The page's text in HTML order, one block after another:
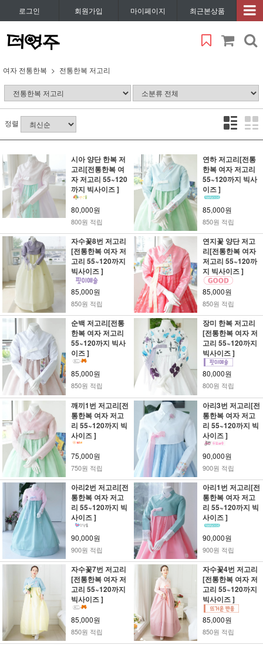
로그인 회원가입 마이페이지 최근본상품
여자 전통한복 전통한복 저고리
정렬
시아 양단 한복 저
고리[전통한복 여
자 저고리 55~120
까지 빅사이즈 ]
80,000원
800원 적립
연하 저고리[전통
한복 여자 저고리
55~120까지 빅사
이즈 ]
85,000원
850원 적립
자수꽃8번 저고리
[전통한복 여자 저
고리 55~120까지
빅사이즈 ]
85,000원
850원 적립
연지꽃 양단 저고
리[전통한복 여자
저고리 55~120까
지 빅사이즈 ]
85,000원
850원 적립
순백 저고리[전통
한복 여자 저고리
55~120까지 빅사
이즈 ]
85,000원
850원 적립
장미 한복 저고리
[전통한복 여자 저
고리 55~120까지
빅사이즈 ]
80,000원
800원 적립
깨끼1번 저고리[전
통한복 여자 저고
리 55~120까지 빅
사이즈 ]
75,000원
750원 적립
아리3번 저고리[전
통한복 여자 저고
리 55~120까지 빅
사이즈 ]
90,000원
900원 적립
아리2번 저고리[전
통한복 여자 저고
리 55~120까지 빅
사이즈 ]
90,000원
900원 적립
아리1번 저고리[전
통한복 여자 저고
리 55~120까지 빅
사이즈 ]
90,000원
900원 적립
자수꽃7번 저고리
[전통한복 여자 저
고리 55~120까지
빅사이즈 ]
85,000원
850원 적립
자수꽃4번 저고리
[전통한복 여자 저
고리 55~120까지
빅사이즈 ]
85,000원
850원 적립